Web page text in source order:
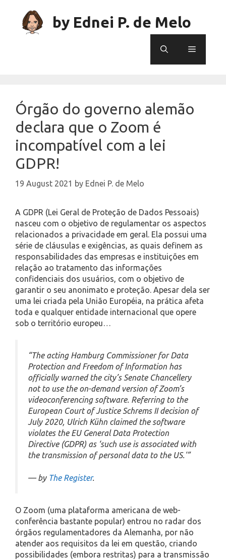
content
by Ednei P. de Melo
Menu
Órgão do governo alemão
declara que o Zoom é
incompatível com a lei
GDPR!
19 August 2021 by Ednei P. de Melo
A GDPR (Lei Geral de Proteção de Dados Pessoais)
nasceu com o objetivo de regulamentar os aspectos
relacionados a privacidade em geral. Ela possui uma
série de cláusulas e exigências, as quais definem as
responsabilidades das empresas e instituições em
relação ao tratamento das informações
confidenciais dos usuários, com o objetivo de
garantir o seu anonimato e proteção. Apesar dela ser
uma lei criada pela União Européia, na prática afeta
toda e qualquer entidade internacional que opere
sob o território europeu…
“The acting Hamburg Commissioner for Data
Protection and Freedom of Information has
officially warned the city’s Senate Chancellery
not to use the on-demand version of Zoom’s
videoconferencing software. Referring to the
European Court of Justice Schrems II decision of
July 2020, Ulrich Kühn claimed the software
violates the EU General Data Protection
Directive (GDPR) as ‘such use is associated with
the transmission of personal data to the US.'”
— by The Register.
O Zoom (uma plataforma americana de web-
conferência bastante popular) entrou no radar dos
órgãos regulamentadores da Alemanha, por não
atender aos requisitos da lei em questão, criando
possibilidades (embora restritas) para a transmissão